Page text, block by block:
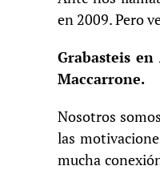
en 2009. Pero
Grabasteis
Maccarrone.
Nosotros
las
mucha